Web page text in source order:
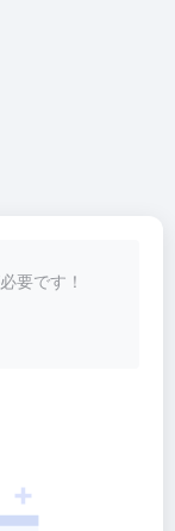
要です！